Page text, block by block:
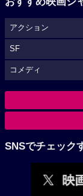
アクション
SF
コメディ
SNSでチェック